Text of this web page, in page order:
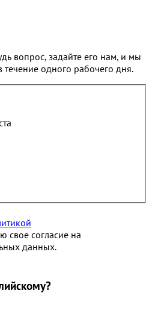
вопрос, задайте его нам, и мы
течение одного рабочего дня.
свое согласие на
данных.